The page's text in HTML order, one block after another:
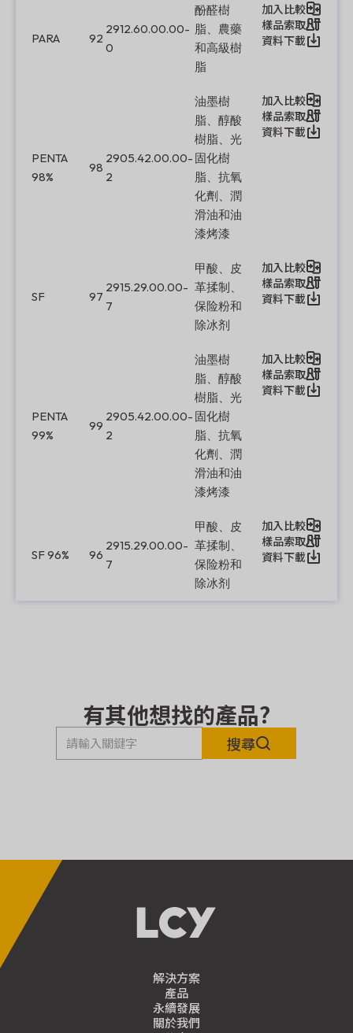
PARA 92
2912.60.00.00-
0
酚醛樹
脂、農藥
和高級樹
脂
加入比較
樣品索取
資料下載
PENTA
98%
98
2905.42.00.00-
2
油墨樹
脂、醇酸
樹脂、光
固化樹
脂、抗氧
化劑、潤
滑油和油
漆烤漆
加入比較
樣品索取
資料下載
SF 97
2915.29.00.00-
7
甲酸、皮
革揉制、
保险粉和
除冰剂
加入比較
樣品索取
資料下載
PENTA
99%
99
2905.42.00.00-
2
油墨樹
脂、醇酸
樹脂、光
固化樹
脂、抗氧
化劑、潤
滑油和油
漆烤漆
加入比較
樣品索取
資料下載
SF 96% 96
2915.29.00.00-
7
甲酸、皮
革揉制、
保险粉和
除冰剂
加入比較
樣品索取
資料下載
有其他想找的產品?
搜尋
解決方案
產品
永續發展
關於我們